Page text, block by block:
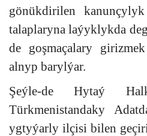
gönükdirilen
talaplaryna laýyklykda
de goşmaçalary
alnyp barylýar.
Şeýle-de Hytaý
Türkmenistandaky
ygtyýarly ilçisi bilen